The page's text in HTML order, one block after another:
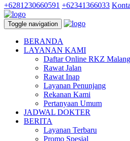
+6281230660591 +62341366033
Toggle navigation
BERANDA
LAYANAN KAMI
Daftar Online RKZ Malang
Rawat Jalan
Rawat Inap
Layanan Penunjang
Rekanan Kami
Pertanyaan Umum
JADWAL DOKTER
BERITA
Layanan Terbaru
Promo Spesial